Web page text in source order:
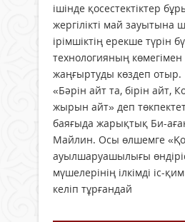
ішінде қосестектіктер
жергілікті май зауытына
ірімшіктің ерекше түрін
технологияның көмегімен
жаңғыртуды көздеп отыр.
«Бәрін айт та, бірін айт,
жырын айт» деп
баяғыда жарықтық Би-
Майлин. Осы өлшемге
ауылшаруашылығы
мүшелерінің ілкімді іс-
келіп тұрғандай